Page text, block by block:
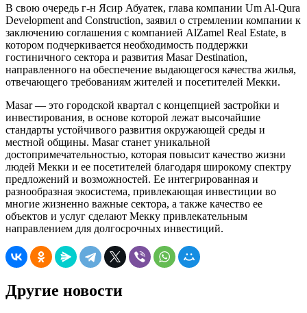
В свою очередь г-н Ясир Абуатек, глава компании Um Al-Qura
Development and Construction, заявил о стремлении компании к
заключению соглашения с компанией AlZamel Real Estate, в
котором подчеркивается необходимость поддержки
гостиничного сектора и развития Masar Destination,
направленного на обеспечение выдающегося качества жилья,
отвечающего требованиям жителей и посетителей Мекки.
Masar — это городской квартал с концепцией застройки и
инвестирования, в основе которой лежат высочайшие
стандарты устойчивого развития окружающей среды и
местной общины. Masar станет уникальной
достопримечательностью, которая повысит качество жизни
людей Мекки и ее посетителей благодаря широкому спектру
предложений и возможностей. Ее интегрированная и
разнообразная экосистема, привлекающая инвестиции во
многие жизненно важные сектора, а также качество ее
объектов и услуг сделают Мекку привлекательным
направлением для долгосрочных инвестиций.
Другие новости